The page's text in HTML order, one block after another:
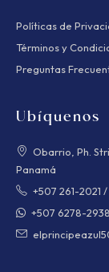
Políticas de
Términos y
Preguntas
Ubíquenos
Obarrio, Ph.
Panamá
+507 261-2021 /
+507 6278-2938